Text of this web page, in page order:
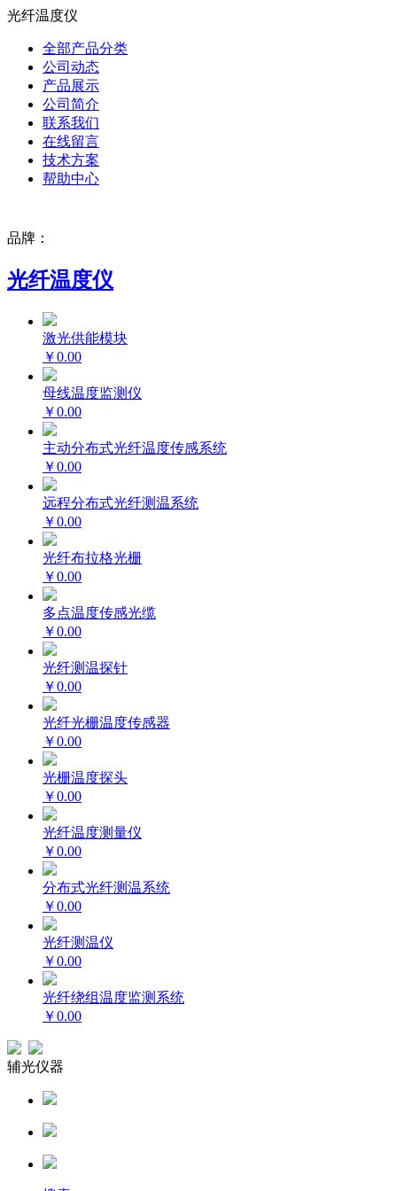
光纤温度仪
全部产品分类
公司动态
产品展示
公司简介
联系我们
在线留言
技术方案
帮助中心
品牌：
光纤温度仪
激光供能模块
￥0.00
母线温度监测仪
￥0.00
主动分布式光纤温度传感系统
￥0.00
远程分布式光纤测温系统
￥0.00
光纤布拉格光栅
￥0.00
多点温度传感光缆
￥0.00
光纤测温探针
￥0.00
光纤光栅温度传感器
￥0.00
光栅温度探头
￥0.00
光纤温度测量仪
￥0.00
分布式光纤测温系统
￥0.00
光纤测温仪
￥0.00
光纤绕组温度监测系统
￥0.00
辅光仪器